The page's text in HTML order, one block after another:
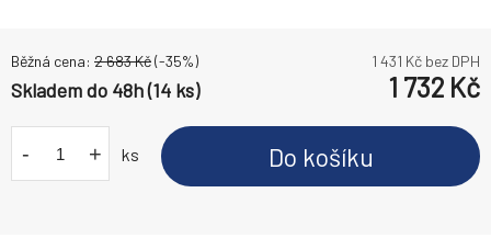
Běžná cena: 2 683Kč(-35%) 1 431 Kč bez DPH
Skladem do 48h (14 ks) 1 732 Kč
- + ks Do košíku